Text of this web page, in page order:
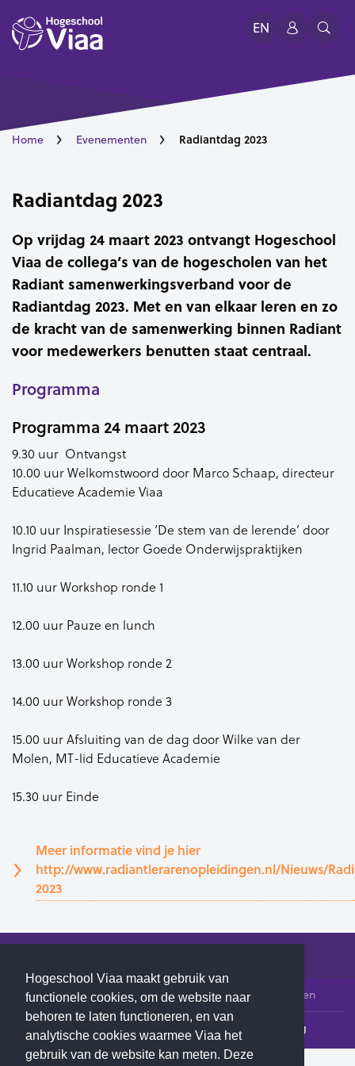
Hogeschool Viaa maakt gebruik van
functionele cookies, om de website naar
behoren te laten functioneren, en van
analytische cookies waarmee Viaa het
gebruik van de website kan meten. Deze
EN
Home Evenementen Radiantdag 2023
Radiantdag 2023
Op vrijdag 24 maart 2023 ontvangt Hogeschool
Viaa de collega’s van de hogescholen van het
Radiant samenwerkingsverband voor de
Radiantdag 2023. Met en van elkaar leren en zo
de kracht van de samenwerking binnen Radiant
voor medewerkers benutten staat centraal.
Programma
Programma 24 maart 2023
9.30 uur Ontvangst
10.00 uur Welkomstwoord door Marco Schaap, directeur
Educatieve Academie Viaa
10.10 uur Inspiratiesessie ‘De stem van de lerende’ door
Ingrid Paalman, lector Goede Onderwijspraktijken
11.10 uur Workshop ronde 1
12.00 uur Pauze en lunch
13.00 uur Workshop ronde 2
14.00 uur Workshop ronde 3
15.00 uur Afsluiting van de dag door Wilke van der
Molen, MT-lid Educatieve Academie
15.30 uur Einde
Meer informatie vind je hier
http://www.radiantlerarenopleidingen.nl/Nieuws/
2023
© 2026 Hogeschool Viaa - Alle rechten voorbehouden
Klachtenloket Privacyverklaring